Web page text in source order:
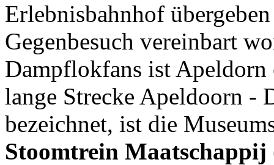
Erlebnisbahnhof
Gegenbesuch vereinbart
Dampflokfans ist
lange Strecke Apeldoorn -
bezeichnet, ist die
Stoomtrein